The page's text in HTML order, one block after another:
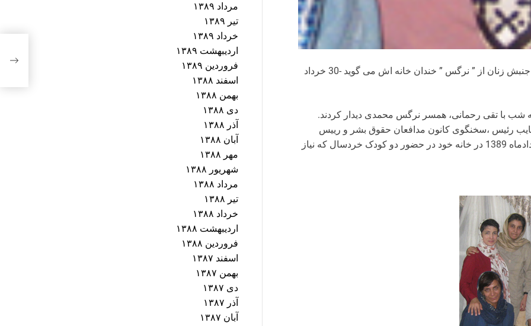
مردی تنها و استوار در حلقه مهر مادران صلح و فعالان جنبش زنان از ” نرگس ” خندان خانه اش می گوید -30 خرداد
شب با تقی رحمانی، همسر نرگس محمدی دیدار کردند.
رئیس ،سخنگوی کانون مدافعان حقوق بشر و رییس
هیئت اجرایی شورای صلح ایران است . وی روز 20 خردادماه 1389 در خانه خود در حضور دو کودک خردسال که نیاز
مرداد ۱۳۸۹
تیر ۱۳۸۹
خرداد ۱۳۸۹
اردیبهشت ۱۳۸۹
فروردین ۱۳۸۹
اسفند ۱۳۸۸
بهمن ۱۳۸۸
دی ۱۳۸۸
آذر ۱۳۸۸
آبان ۱۳۸۸
مهر ۱۳۸۸
شهریور ۱۳۸۸
مرداد ۱۳۸۸
تیر ۱۳۸۸
خرداد ۱۳۸۸
اردیبهشت ۱۳۸۸
فروردین ۱۳۸۸
اسفند ۱۳۸۷
بهمن ۱۳۸۷
دی ۱۳۸۷
آذر ۱۳۸۷
آبان ۱۳۸۷